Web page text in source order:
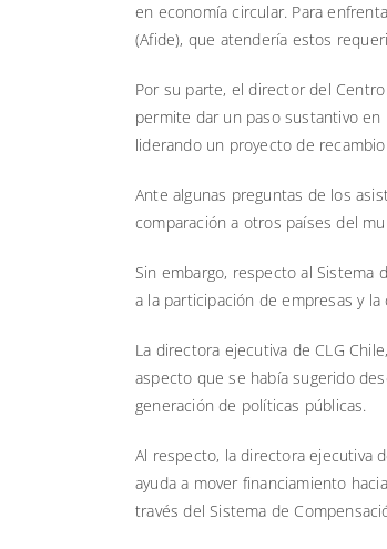
en economía circular. Para
(Afide), que atendería estos
Por su parte, el director del Centro
permite dar un paso sustantivo en
liderando un proyecto de
Ante algunas preguntas de los
comparación a otros países del
Sin embargo, respecto al Sistema
a la participación de empresas y
La directora ejecutiva de CLG
aspecto que se había sugerido
generación de políticas públicas.
Al respecto, la directora ejecutiva
ayuda a mover financiamiento
través del Sistema de